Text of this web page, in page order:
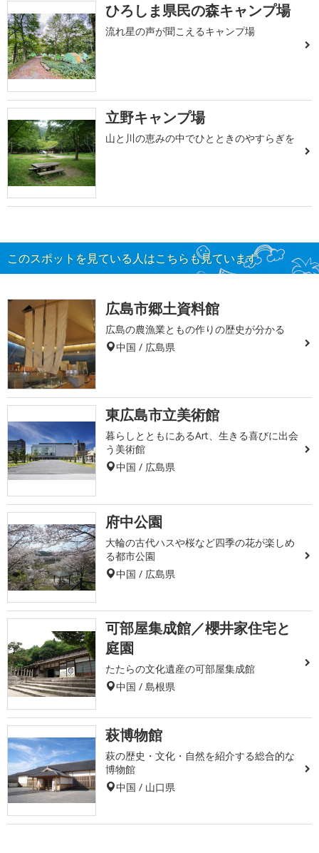
ひろしま県民の森キャンプ場
流れ星の声が聞こえるキャンプ場
立野キャンプ場
山と川の恵みの中でひとときのやすらぎを
このスポットを見ている人はこちらも見ています
広島市郷土資料館
広島の農漁業ともの作りの歴史が分かる
中国 / 広島県
東広島市立美術館
暮らしとともにあるArt、生きる喜びに出会
う美術館
中国 / 広島県
府中公園
大輪の古代ハスや桜など四季の花が楽しめ
る都市公園
中国 / 広島県
可部屋集成館／櫻井家住宅と
庭園
たたらの文化遺産の可部屋集成館
中国 / 島根県
萩博物館
萩の歴史・文化・自然を紹介する総合的な
博物館
中国 / 山口県